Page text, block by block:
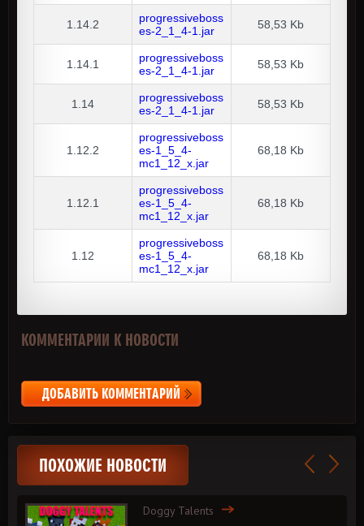
1.14.2
progressiveboss
es-2_1_4-1.jar
58,53 Kb
1.14.1
progressiveboss
es-2_1_4-1.jar
58,53 Kb
1.14
progressiveboss
es-2_1_4-1.jar
58,53 Kb
1.12.2
progressiveboss
es-1_5_4-
mc1_12_x.jar
68,18 Kb
1.12.1
progressiveboss
es-1_5_4-
mc1_12_x.jar
68,18 Kb
1.12
progressiveboss
es-1_5_4-
mc1_12_x.jar
68,18 Kb
КОММЕНТАРИИ К НОВОСТИ
ДОБАВИТЬ КОММЕНТАРИЙ
ПОХОЖИЕ НОВОСТИ
Doggy Talents